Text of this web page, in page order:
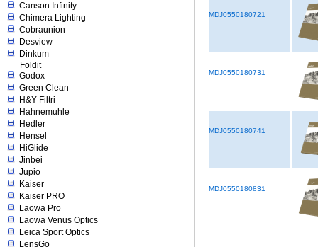
Canson Infinity
Chimera Lighting
Cobraunion
Desview
Dinkum
Foldit
Godox
Green Clean
H&Y Filtri
Hahnemuhle
Hedler
Hensel
HiGlide
Jinbei
Jupio
Kaiser
Kaiser PRO
Laowa Pro
Laowa Venus Optics
Leica Sport Optics
LensGo
MDJ0550180721
MDJ0550180731
MDJ0550180741
MDJ0550180831